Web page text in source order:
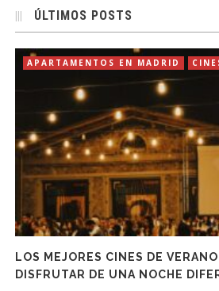
ÚLTIMOS POSTS
APARTAMENTOS EN MADRID
LOS MEJORES CINES DE
DISFRUTAR DE UNA NOCHE